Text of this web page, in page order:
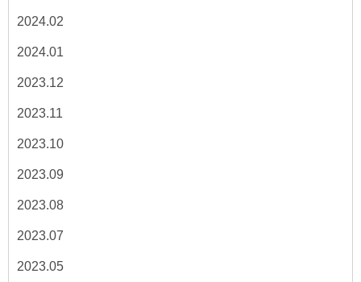
2024.02
2024.01
2023.12
2023.11
2023.10
2023.09
2023.08
2023.07
2023.05